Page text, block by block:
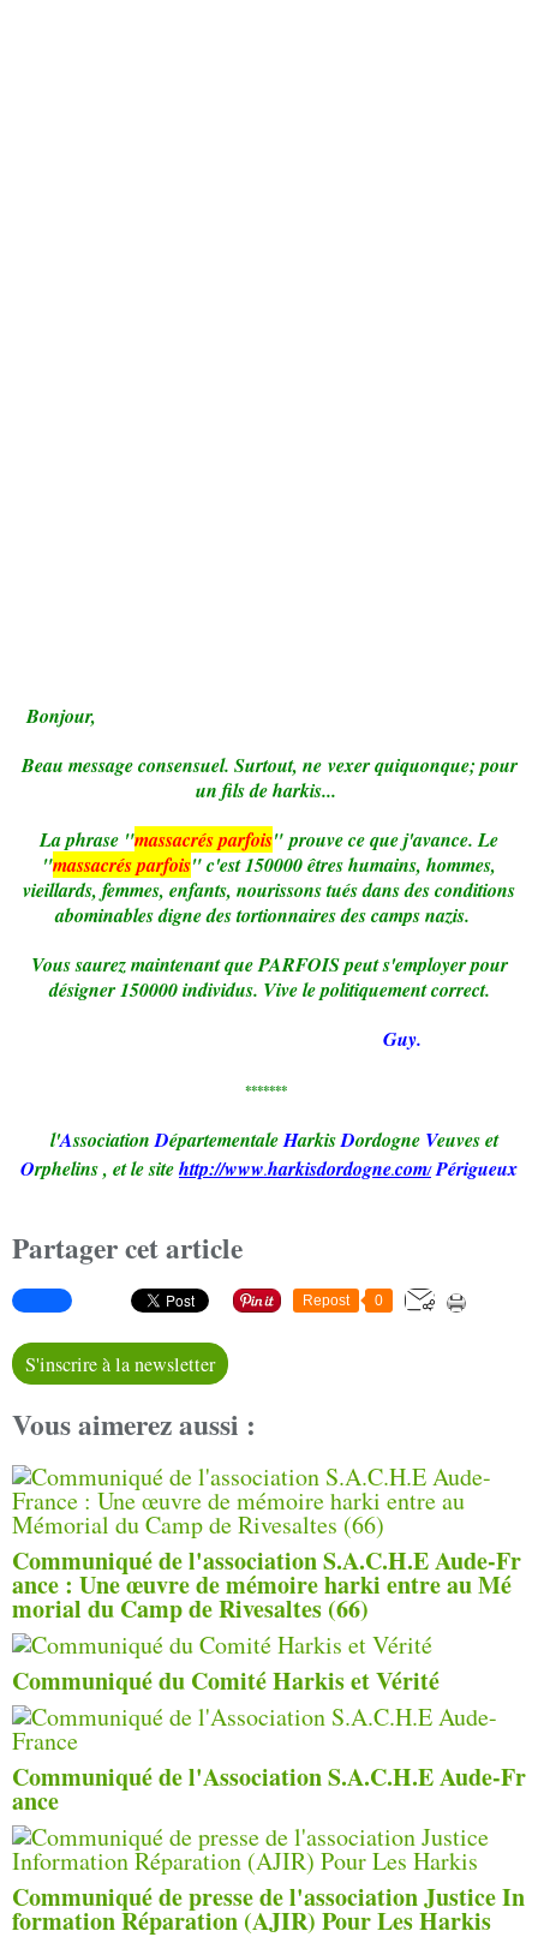
Bonjour,
Beau message consensuel. Surtout, ne vexer quiquonque; pour
un fils de harkis...
La phrase "massacrés parfois" prouve ce que j'avance. Le
"massacrés parfois" c'est 150000 êtres humains, hommes,
vieillards, femmes, enfants, nourissons tués dans des conditions
abominables digne des tortionnaires des camps nazis.
Vous saurez maintenant que PARFOIS peut s'employer pour
désigner 150000 individus. Vive le politiquement correct.
Guy.
*******
l'Association DépartementaleHarkisDordogne Veuves et
Orphelins, et le sitehttp://www.harkisdordogne.com/ Périgueux
Partager cet article
Repost 0
S'inscrire à la newsletter
Vous aimerez aussi :
Communiqué de l'association S.A.C.H.E Aude-Fr
ance : Une œuvre de mémoire harki entre au Mé
morial du Camp de Rivesaltes (66)
Communiqué du Comité Harkis et Vérité
Communiqué de l'Association S.A.C.H.E Aude-Fr
ance
Communiqué de presse de l'association Justice In
formation Réparation (AJIR) Pour Les Harkis